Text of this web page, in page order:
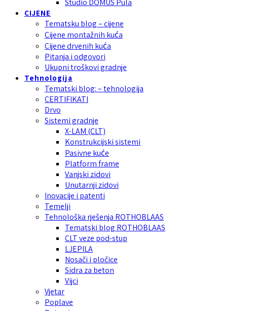
Studio DOMUS Pula
CIJENE
Tematsku blog – cijene
Cijene montažnih kuća
Cijene drvenih kuća
Pitanja i odgovori
Ukupni troškovi gradnje
Tehnologija
Tematski blog: – tehnologija
CERTIFIKATI
Drvo
Sistemi gradnje
X-LAM (CLT)
Konstrukcijski sistemi
Pasivne kuće
Platform frame
Vanjski zidovi
Unutarnji zidovi
Inovacije i patenti
Temelji
Tehnološka rješenja ROTHOBLAAS
Tematski blog ROTHOBLAAS
CLT veze pod-stup
LJEPILA
Nosači i pločice
Sidra za beton
Vijci
Vjetar
Poplave